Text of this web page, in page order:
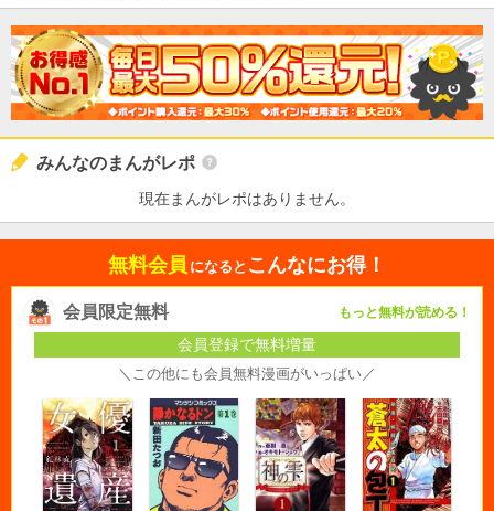
みんなのまんがレポ
現在まんがレポはありません。
無料会員 になると こんなにお得！
会員限定無料 もっと無料が読める！
会員登録で無料増量
＼この他にも会員無料漫画がいっぱい／